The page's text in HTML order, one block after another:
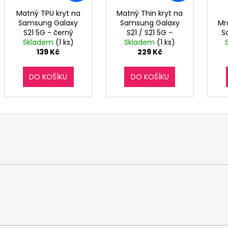
Matný TPU kryt na
Samsung Galaxy
S21 5G - černý
Skladem (1 ks)
139 Kč
DO KOŠÍKU
Matný Thin kryt na
Samsung Galaxy
S21 / S21 5G -
modrý
Skladem (1 ks)
229 Kč
DO KOŠÍKU